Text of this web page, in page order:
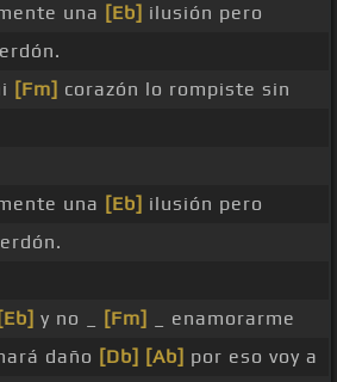
una [Eb] ilusión pero
[Fm] corazón lo rompiste sin
una [Eb] ilusión pero
[Eb] y no _ [Fm]
_ enamorarme
daño [Db] [Ab] por eso voy a